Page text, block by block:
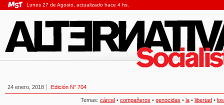
Lunes 27 de Agosto, actualizado hace 4 hs.
24 enero, 2018 Edición N° 704
Temas: cárcel • compañeros • genocidas • la • libertad • los